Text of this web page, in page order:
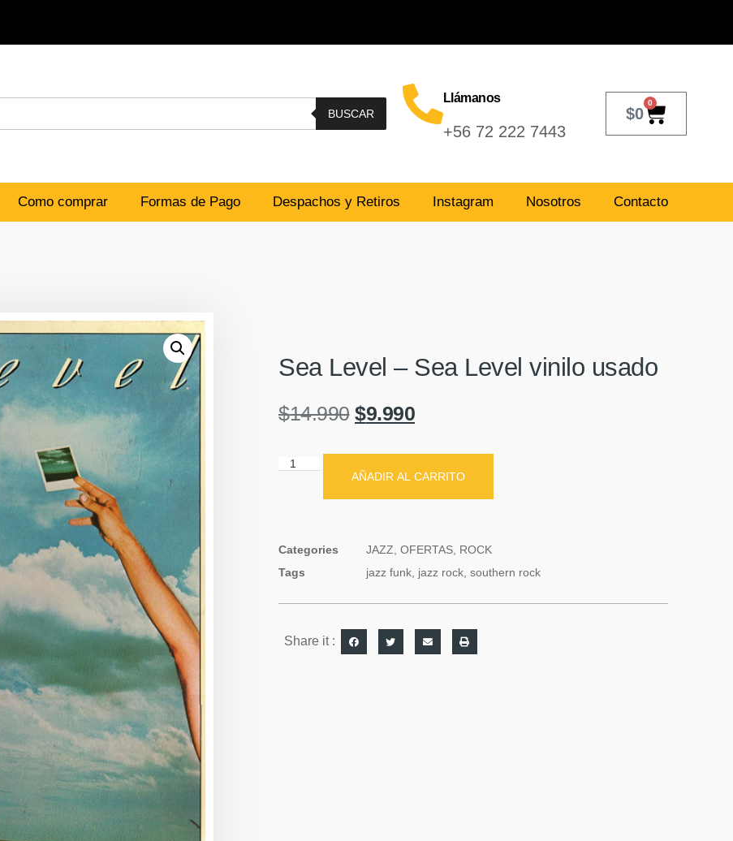
BUSCAR
Llámanos
+56 72 222 7443
$0
0
Como comprar Formas de Pago Despachos y Retiros Instagram Nosotros Contacto
Sea Level ‎– Sea Level vinilo usado
$14.990 $9.990
AÑADIR AL CARRITO
Categories JAZZ, OFERTAS, ROCK
Tags
jazz funk, jazz rock, southern rock
Share it :